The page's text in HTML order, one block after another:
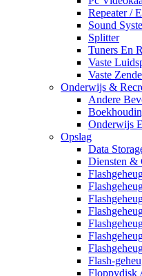
Repeater /
Sound
Splitter
Tuners En
Vaste
Vaste
Onderwijs &
Andere
Onderwijs
Opslag
Data
Diensten &
Flash-
Floppydisk